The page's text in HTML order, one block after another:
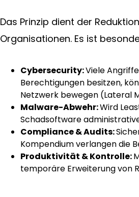
Das Prinzip dient der
Organisationen. Es ist
Cybersecurity:Viele
Berechtigungen besitzen,
Netzwerk bewegen (Lateral
Malware-Abwehr:Wird
Schadsoftware
Compliance & Audits:
Kompendium verlangen die
Produktivität & Kontrolle:
temporäre Erweiterung von